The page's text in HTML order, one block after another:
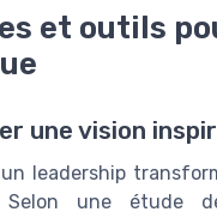
et outils
une vision
leadership
Selon une étude